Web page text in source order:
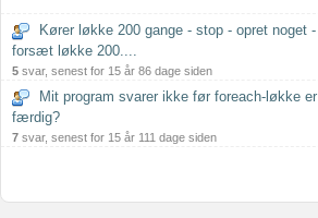
Kører løkke 200 gange - stop - opret noget -
forsæt løkke 200....
5 svar, senest for 15 år 86 dage siden
Mit program svarer ikke før foreach-løkke er
færdig?
7 svar, senest for 15 år 111 dage siden